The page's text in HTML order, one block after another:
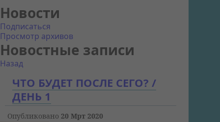
Новости
Подписаться
Просмотр архивов
Новостные записи
Назад
ЧТО БУДЕТ ПОСЛЕ СЕГО? /
ДЕНЬ 1
Опубликовано 20 Мрт 2020